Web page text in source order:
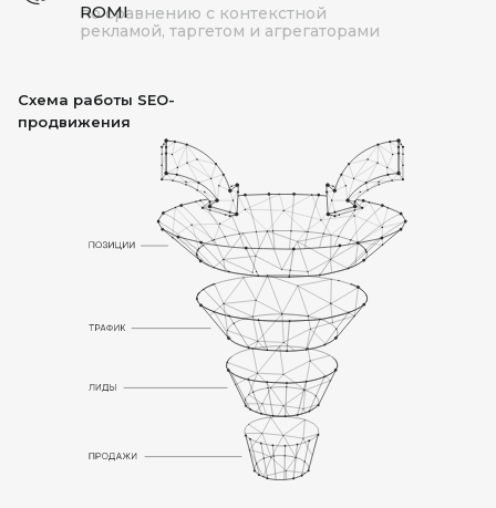
Схема работы SEO-
продвижения
по сравнению с контекстной
рекламой, таргетом и агрегаторами
ROMI